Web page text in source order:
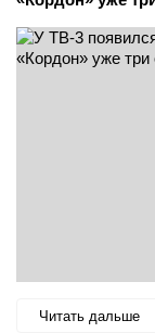
Читать дальше